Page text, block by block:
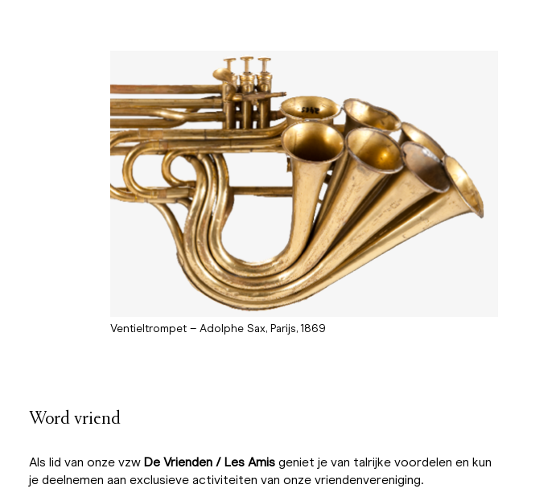
Ventieltrompet – Adolphe Sax, Parijs, 1869
Word vriend
Als lid van onze vzw De Vrienden / Les Amis geniet je van talrijke voordelen en kun
je deelnemen aan exclusieve activiteiten van onze vriendenvereniging.